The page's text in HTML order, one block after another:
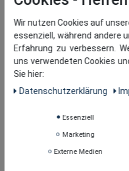
Wir nutzen Cookies auf
essenziell, während andere
Erfahrung zu verbessern.
uns verwendeten Cookies
Sie hier:
Daten­schutz­erklärung
Essenziell
Marketing
Externe Medien